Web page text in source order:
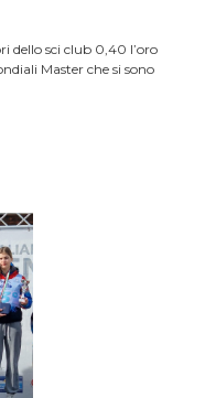
dello sci club 0,40 l’oro
Master che si sono